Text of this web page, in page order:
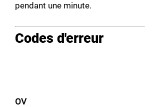
pendant une minute.
Codes d'erreur
OV